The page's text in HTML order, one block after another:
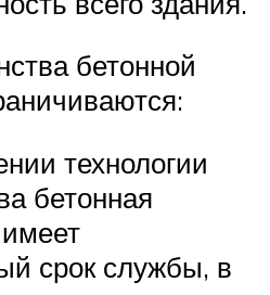
бетонной
технологии
бетонная
срок службы, в